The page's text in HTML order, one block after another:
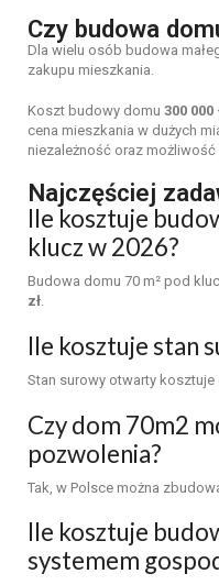
Czy budowa
Dla wielu osób budowa
zakupu mieszkania.
Koszt budowy domu 300 000
cena mieszkania w dużych
niezależność oraz
Najczęściej
Ile kosztuje
klucz w 2026?
Budowa domu 70 m² pod
zł.
Ile kosztuje stan
Stan surowy otwarty kosztuje
Czy dom 70m2
pozwolenia?
Tak, w Polsce można
Ile kosztuje
systemem